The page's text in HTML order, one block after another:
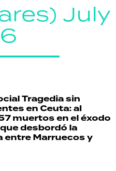
July
Tragedia sin
en Ceuta: al
muertos en el éxodo
desbordó la
entre Marruecos y